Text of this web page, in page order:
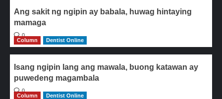
Ang sakit ng ngipin ay babala, huwag hintaying
mamaga
0
Column
Dentist Online
Isang ngipin lang ang mawala, buong katawan ay
puwedeng magambala
0
Column
Dentist Online